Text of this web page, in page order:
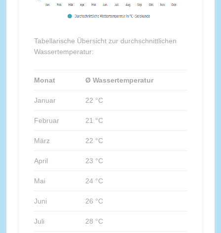
Tabellarische Übersicht zur durchschnittlichen
Wassertemperatur:
Monat Ø Wassertemperatur
Januar 22 °C
Februar 21 °C
März 22 °C
April 23 °C
Mai 24 °C
Juni 26 °C
Juli 28 °C